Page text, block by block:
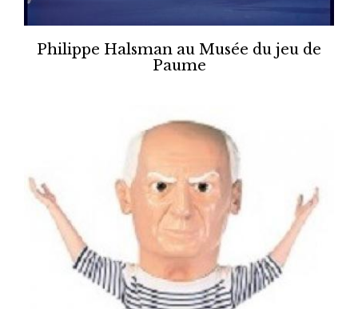
Philippe Halsman au Musée du jeu de
Paume